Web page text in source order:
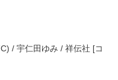
/ 宇仁田ゆみ / 祥伝社 [コ